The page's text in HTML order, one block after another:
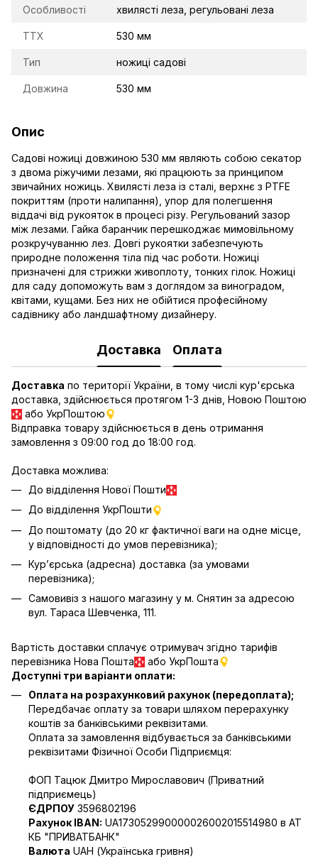
Особливості хвилясті леза, регульовані леза
TTX 530 мм
Тип ножиці садові
Довжина 530 мм
Опис
Садові ножиці довжиною 530 мм являють собою секатор
з двома ріжучими лезами, які працюють за принципом
звичайних ножиць. Хвилясті леза із сталі, верхнє з PTFE
покриттям (проти налипання), упор для полегшення
віддачі від рукояток в процесі різу. Регульований зазор
між лезами. Гайка баранчик перешкоджає мимовільному
розкручуванню лез. Довгі рукоятки забезпечують
природне положення тіла під час роботи. Ножиці
призначені для стрижки живоплоту, тонких гілок. Ножиці
для саду допоможуть вам з доглядом за виноградом,
квітами, кущами. Без них не обійтися професійному
садівнику або ландшафтному дизайнеру.
Доставка Оплата
Доставка по території України, в тому числі кур'єрська
доставка, здійснюється протягом 1-3 днів, Новою Поштою
або УкрПоштою
Відправка товару здійснюється в день отримання
замовлення з 09:00 год до 18:00 год.
Доставка можлива:
До відділення Нової Пошти
До відділення УкрПошти
До поштомату (до 20 кг фактичної ваги на одне місце,
у відповідності до умов перевізника);
Кур’єрська (адресна) доставка (за умовами
перевізника);
Самовивіз з нашого магазину у м. Снятин за адресою
вул. Тараса Шевченка, 111.
Вартість доставки сплачує отримувач згідно тарифів
перевізника Нова Пошта
або УкрПошта
Доступні три варіанти оплати:
Оплата на розрахунковий рахунок (передоплата);
Передбачає оплату за товари шляхом перерахунку
коштів за банківськими реквізитами.
Оплата за замовлення відбувається за банківськими
реквізитами Фізичної Особи Підприємця:
ФОП Тацюк Дмитро Мирославович (Приватний
пiдприємець)
ЄДРПОУ 3596802196
Рахунок IBAN: UA173052990000026002015514980 в АТ
КБ "ПРИВАТБАНК"
Валюта UAH (Українська гривня)